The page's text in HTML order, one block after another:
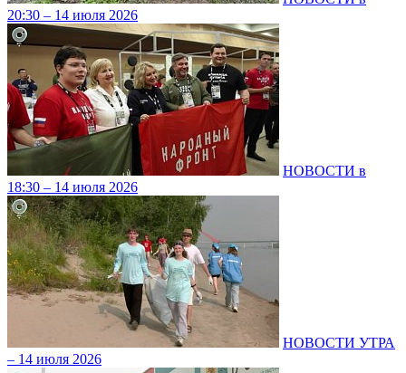
20:30 – 14 июля 2026
НОВОСТИ в
18:30 – 14 июля 2026
НОВОСТИ УТРА
– 14 июля 2026